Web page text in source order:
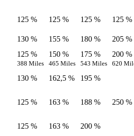
125 % 125 % 125 %
125 %
130 % 155 % 180 %
205 %
125 %
388 Miles
150 %
465 Miles
175 %
543 Miles
200 %
620
130 % 162,5 %
195 %
125 % 163 % 188 % 250 %
125 % 163 %
200 %